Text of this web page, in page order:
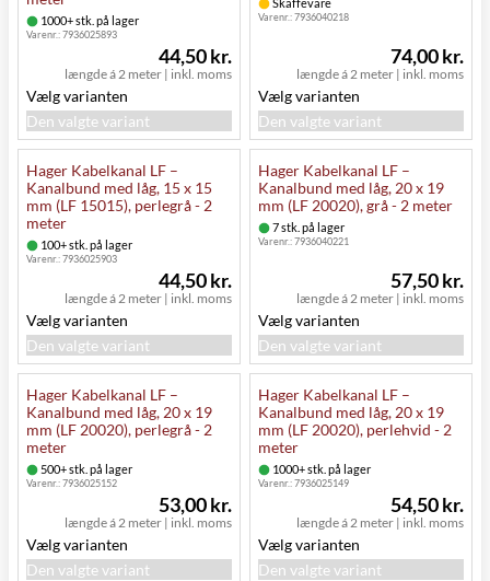
1000+ stk. på lager
Varenr.:7936025893
længde á 2 meter | inkl. moms
44,50 kr.
Vælg varianten
Den valgte variant
Varenr.:7936040218
længde á 2 meter | inkl. moms
74,00 kr.
Vælg varianten
Den valgte variant
Hager Kabelkanal LF –
Kanalbund med låg, 15 x 15
mm (LF 15015), perlegrå - 2
meter
100+ stk. på lager
Varenr.:7936025903
længde á 2 meter | inkl. moms
44,50 kr.
Vælg varianten
Den valgte variant
Hager Kabelkanal LF –
Kanalbund med låg, 20 x 19
mm (LF 20020), grå - 2 meter
7 stk. på lager
Varenr.:7936040221
længde á 2 meter | inkl. moms
57,50 kr.
Vælg varianten
Den valgte variant
Hager Kabelkanal LF –
Kanalbund med låg, 20 x 19
mm (LF 20020), perlegrå - 2
meter
500+ stk. på lager
Varenr.:7936025152
længde á 2 meter | inkl. moms
53,00 kr.
Vælg varianten
Den valgte variant
Hager Kabelkanal LF –
Kanalbund med låg, 20 x 19
mm (LF 20020), perlehvid - 2
meter
1000+ stk. på lager
Varenr.:7936025149
længde á 2 meter | inkl. moms
54,50 kr.
Vælg varianten
Den valgte variant